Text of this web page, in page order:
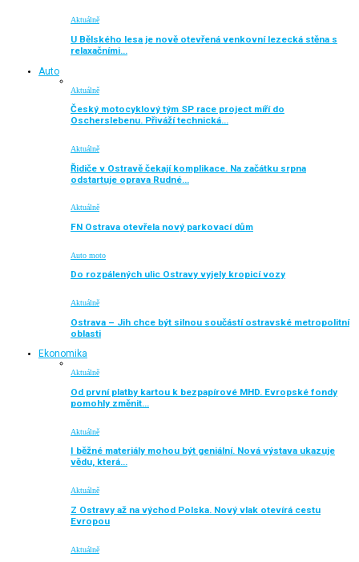
Aktuálně
U Bělského lesa je nově otevřená venkovní lezecká stěna s
relaxačními…
Auto
Aktuálně
Český motocyklový tým SP race project míří do
Oscherslebenu. Přiváží technická…
Aktuálně
Řidiče v Ostravě čekají komplikace. Na začátku srpna
odstartuje oprava Rudné…
Aktuálně
FN Ostrava otevřela nový parkovací dům
Auto moto
Do rozpálených ulic Ostravy vyjely kropicí vozy
Aktuálně
Ostrava – Jih chce být silnou součástí ostravské metropolitní
oblasti
Ekonomika
Aktuálně
Od první platby kartou k bezpapírové MHD. Evropské fondy
pomohly změnit…
Aktuálně
I běžné materiály mohou být geniální. Nová výstava ukazuje
vědu, která…
Aktuálně
Z Ostravy až na východ Polska. Nový vlak otevírá cestu
Evropou
Aktuálně